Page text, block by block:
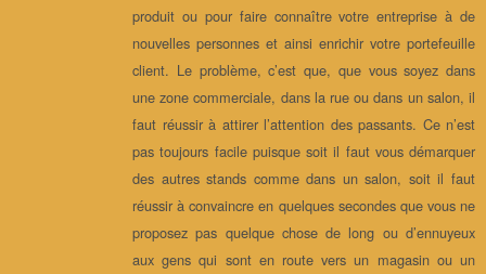
produit ou pour faire connaître votre entreprise à de
nouvelles personnes et ainsi enrichir votre portefeuille
client. Le problème, c’est que, que vous soyez dans
une zone commerciale, dans la rue ou dans un salon, il
faut réussir à attirer l’attention des passants. Ce n’est
pas toujours facile puisque soit il faut vous démarquer
des autres stands comme dans un salon, soit il faut
réussir à convaincre en quelques secondes que vous ne
proposez pas quelque chose de long ou d’ennuyeux
aux gens qui sont en route vers un magasin ou un